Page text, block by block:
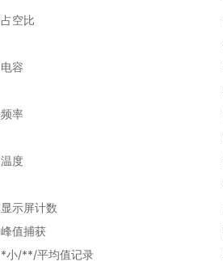
占空比
电容
频率
温度
显示屏计数
峰值捕获
*小/**/平均值记录